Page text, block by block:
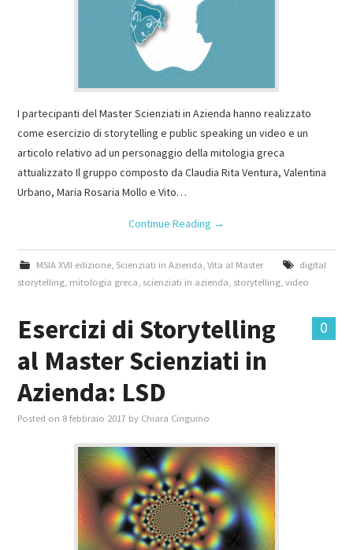
I partecipanti del Master Scienziati in Azienda hanno realizzato
come esercizio di storytelling e public speaking un video e un
articolo relativo ad un personaggio della mitologia greca
attualizzato Il gruppo composto da Claudia Rita Ventura, Valentina
Urbano, Maria Rosaria Mollo e Vito…
Continue Reading →
MSIA XVII edizione, Scienziati in Azienda Vita al Master
digital
storytelling mitologia greca scienziati in azienda storytelling ,video
0
Esercizi di Storytelling
al Master Scienziati in
Azienda: LSD
Posted on 8 febbraio 2017 by Chiara Cinguino